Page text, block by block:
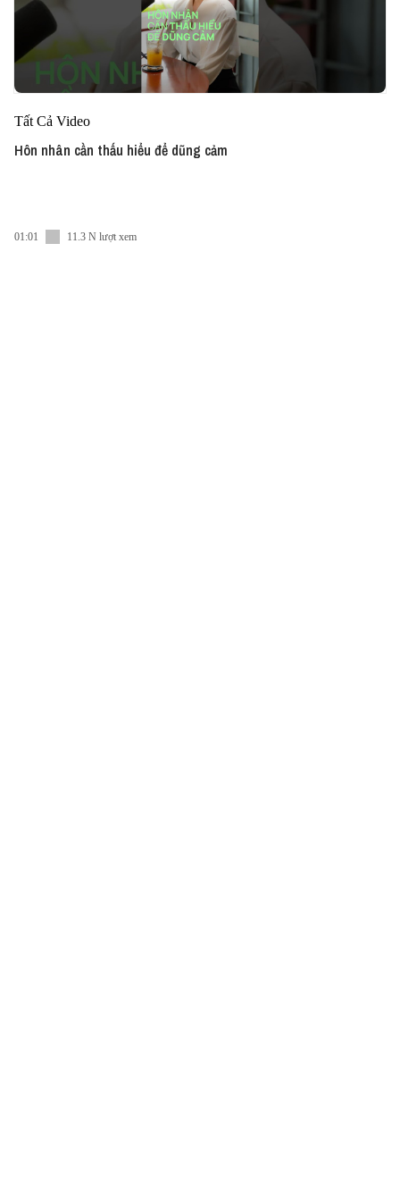
Tất Cả Video
Hôn nhân cần thấu hiểu để dũng cảm
01:01 11.3 N lượt xem